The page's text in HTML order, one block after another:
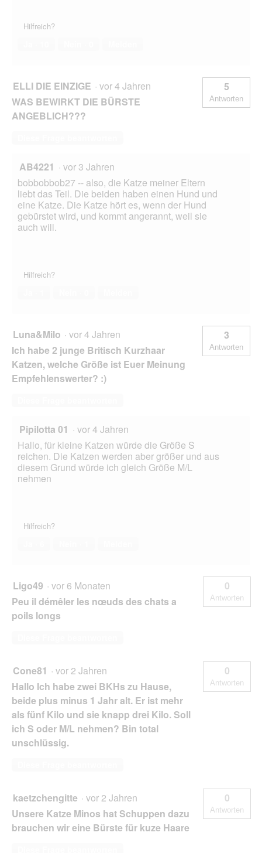
Hilfreich?
ELLI DIE EINZIGE · vor 4 Jahren
WAS BEWIRKT DIE BÜRSTE
ANGEBLICH???
5
Antworten
AB4221 · vor 3 Jahren
bobbobbob27 -- also, die Katze meiner Eltern
liebt das Teil. Die beiden haben einen Hund und
eine Katze. Die Katze hört es, wenn der Hund
gebürstet wird, und kommt angerannt, weil sie
auch will.
Hilfreich?
Luna&Milo · vor 4 Jahren
Ich habe 2 junge Britisch Kurzhaar
Katzen, welche Größe ist Euer Meinung
Empfehlenswerter? :)
3
Antworten
Pipilotta 01 · vor 4 Jahren
Hallo, für kleine Katzen würde die Größe S
reichen. Die Katzen werden aber größer und aus
diesem Grund würde ich gleich Größe M/L
nehmen
Hilfreich?
Ligo49 · vor 6 Monaten
Peu il démêler les nœuds des chats a
poils longs
0
Antworten
Cone81 · vor 2 Jahren
Hallo Ich habe zwei BKHs zu Hause,
beide plus minus 1 Jahr alt. Er ist mehr
als fünf Kilo und sie knapp drei Kilo. Soll
ich S oder M/L nehmen? Bin total
unschlüssig.
0
Antworten
kaetzchengitte · vor 2 Jahren
Unsere Katze Minos hat Schuppen dazu
brauchen wir eine Bürste für kuze Haare
0
Antworten